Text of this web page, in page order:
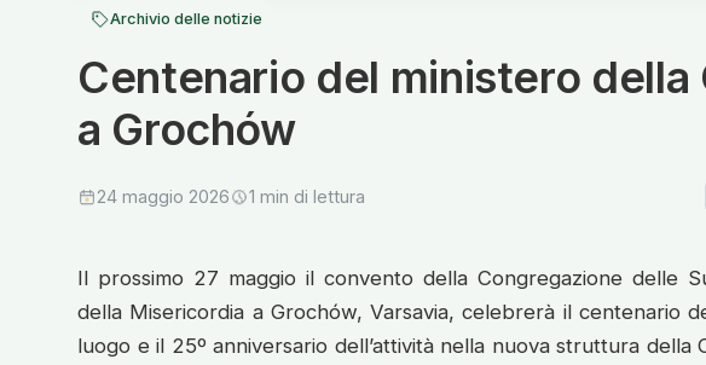
Archivio delle notizie
Centenario del ministero
a Grochów
24 maggio 2026 1 min di lettura
Il prossimo 27 maggio il convento della Congregazione delle
della Misericordia a Grochów, Varsavia, celebrerà il centenario
luogo e il 25º anniversario dell’attività nella nuova struttura della